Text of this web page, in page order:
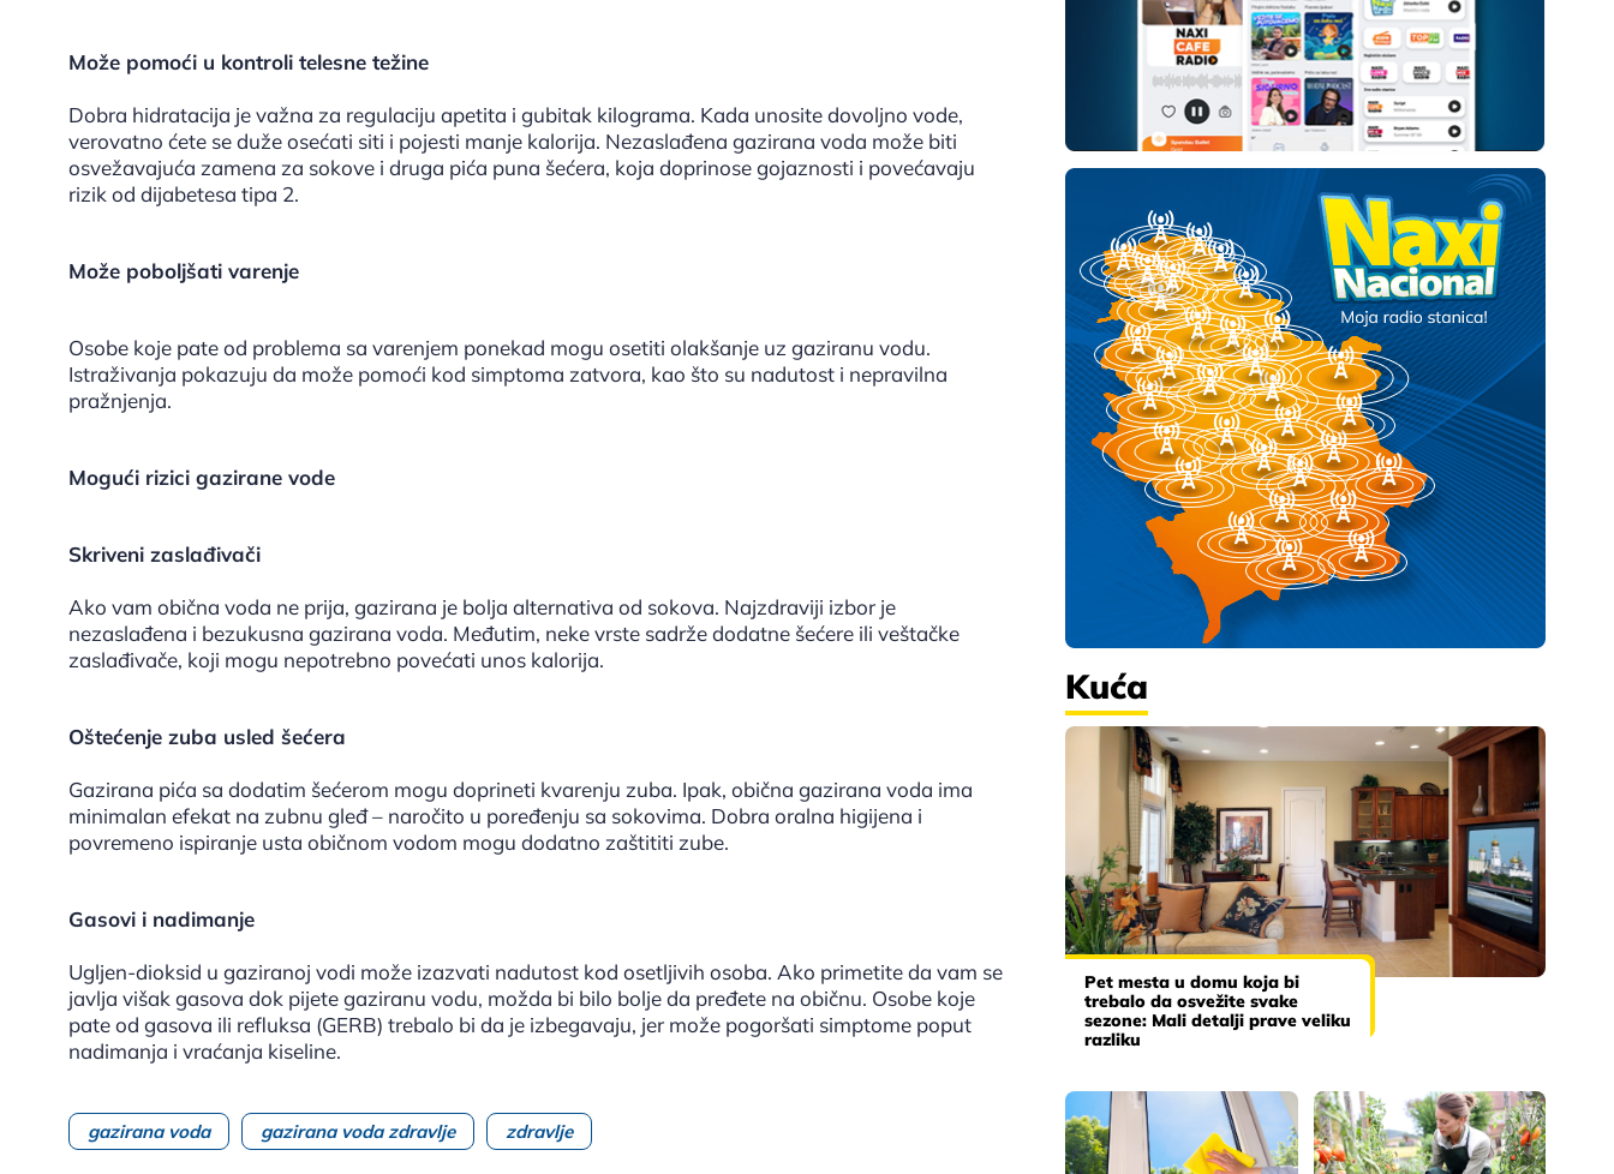
Može pomoći u kontroli telesne težine
Dobra hidratacija je važna za regulaciju apetita i gubitak kilograma. Kada unosite dovoljno vode,
verovatno ćete se duže osećati siti i pojesti manje kalorija. Nezaslađena gazirana voda može biti
osvežavajuća zamena za sokove i druga pića puna šećera, koja doprinose gojaznosti i povećavaju
rizik od dijabetesa tipa 2.
Može poboljšati varenje
Osobe koje pate od problema sa varenjem ponekad mogu osetiti olakšanje uz gaziranu vodu.
Istraživanja pokazuju da može pomoći kod simptoma zatvora, kao što su nadutost i nepravilna
pražnjenja.
Mogući rizici gazirane vode
Skriveni zaslađivači
Ako vam obična voda ne prija, gazirana je bolja alternativa od sokova. Najzdraviji izbor je
nezaslađena i bezukusna gazirana voda. Međutim, neke vrste sadrže dodatne šećere ili veštačke
zaslađivače, koji mogu nepotrebno povećati unos kalorija.
Oštećenje zuba usled šećera
Gazirana pića sa dodatim šećerom mogu doprineti kvarenju zuba. Ipak, obična gazirana voda ima
minimalan efekat na zubnu gleđ – naročito u poređenju sa sokovima. Dobra oralna higijena i
povremeno ispiranje usta običnom vodom mogu dodatno zaštititi zube.
Gasovi i nadimanje
Ugljen-dioksid u gaziranoj vodi može izazvati nadutost kod osetljivih osoba. Ako primetite da vam se
javlja višak gasova dok pijete gaziranu vodu, možda bi bilo bolje da pređete na običnu. Osobe koje
pate od gasova ili refluksa (GERB) trebalo bi da je izbegavaju, jer može pogoršati simptome poput
nadimanja i vraćanja kiseline.
gazirana voda gazirana voda zdravlje zdravlje
Kuća
Pet mesta u domu koja bi
trebalo da osvežite svake
sezone: Mali detalji prave veliku
razliku